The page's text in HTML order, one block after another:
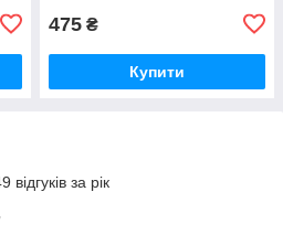
475 ₴
Купити
за рік